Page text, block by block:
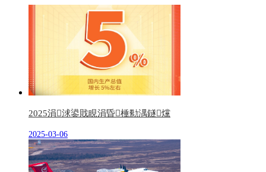
2025涓浗鍙戝睍涓昏棰勬湡鐩爣
2025-03-06